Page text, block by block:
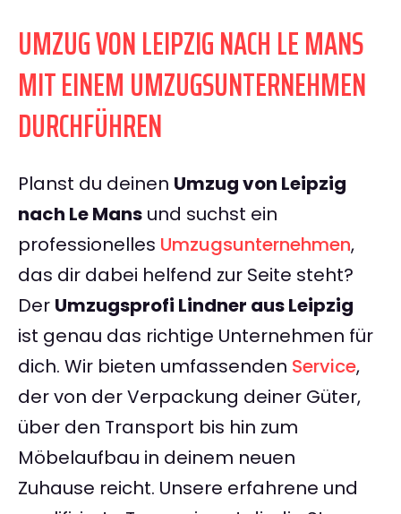
UMZUG VON LEIPZIG NACH LE MANS
MIT EINEM UMZUGSUNTERNEHMEN
DURCHFÜHREN
Planst du deinen Umzug von Leipzig
nach Le Mans und suchst ein
professionelles Umzugsunternehmen,
das dir dabei helfend zur Seite steht?
Der Umzugsprofi Lindner aus Leipzig
ist genau das richtige Unternehmen für
dich. Wir bieten umfassenden Service,
der von der Verpackung deiner Güter,
über den Transport bis hin zum
Möbelaufbau in deinem neuen
Zuhause reicht. Unsere erfahrene und